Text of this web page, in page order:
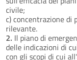
civile;
c) concentrazione
rilevante.
2. Il piano di
delle indicazioni di
con gli scopi di cui